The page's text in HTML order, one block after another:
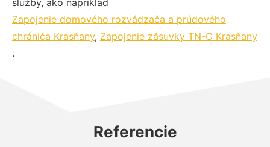
Zapojenie domového rozvádzača a prúdového
chrániča Krasňany, Zapojenie zásuvky TN-C Krasňany
.
Referencie